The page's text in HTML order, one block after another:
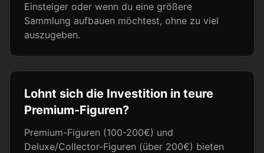
Einsteiger oder wenn du eine größere
Sammlung aufbauen möchtest, ohne zu viel
auszugeben.
Lohnt sich die Investition in teure
Premium-Figuren?
Premium-Figuren (100-200€) und
Deluxe/Collector-Figuren (über 200€) bieten